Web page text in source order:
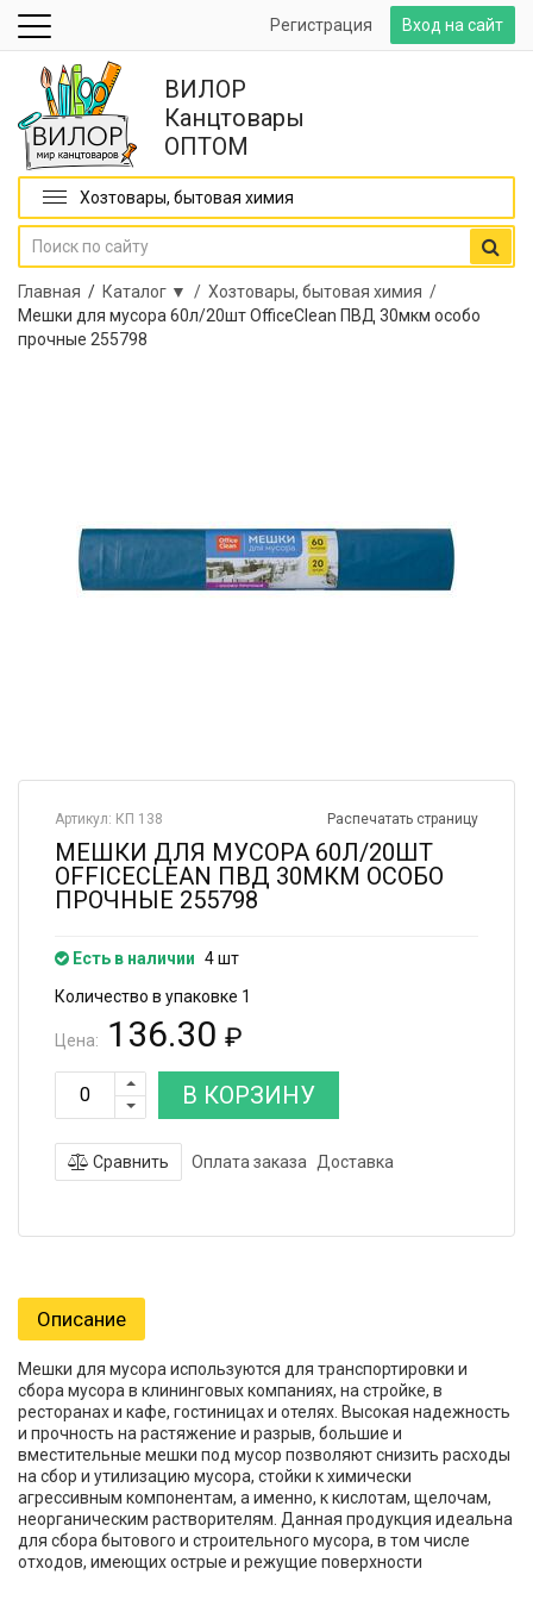
Вход на сайт
Регистрация
ВИЛОР
Канцтовары
ОПТОМ
Хозтовары, бытовая химия
Главная / Каталог ▼ / Хозтовары, бытовая химия /
Мешки для мусора 60л/20шт OfficeClean ПВД 30мкм особо
прочные 255798
Распечатать страницу
Артикул: КП 138
МЕШКИ ДЛЯ МУСОРА 60Л/20ШТ
OFFICECLEAN ПВД 30МКМ ОСОБО
ПРОЧНЫЕ 255798
Есть в наличии 4 шт
Количество в упаковке 1
Цена: 136.30 ₽
В КОРЗИНУ
Сравнить Оплата заказа Доставка
Описание
Мешки для мусора используются для транспортировки и
сбора мусора в клининговых компаниях, на стройке, в
ресторанах и кафе, гостиницах и отелях. Высокая надежность
и прочность на растяжение и разрыв, большие и
вместительные мешки под мусор позволяют снизить расходы
на сбор и утилизацию мусора, стойки к химически
агрессивным компонентам, а именно, к кислотам, щелочам,
неорганическим растворителям. Данная продукция идеальна
для сбора бытового и строительного мусора, в том числе
отходов, имеющих острые и режущие поверхности